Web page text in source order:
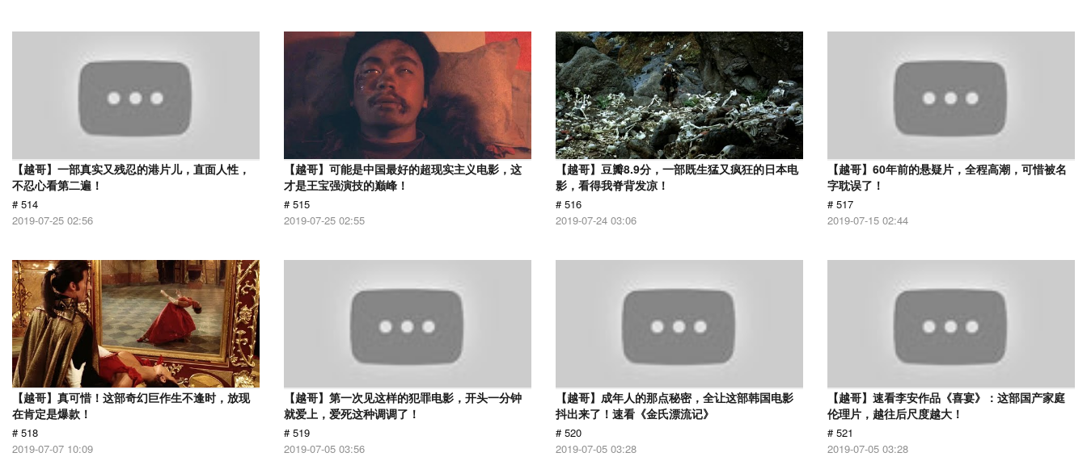
【越哥】一部真实又残忍的港片儿，直面人性，
不忍心看第二遍！
# 514
2019-07-25 02:56
【越哥】可能是中国最好的超现实主义电影，这
才是王宝强演技的巅峰！
# 515
2019-07-25 02:55
【越哥】豆瓣8.9分，一部既生猛又疯狂的日本电
影，看得我脊背发凉！
# 516
2019-07-24 03:06
【越哥】60年前的悬疑片，全程高潮，可惜被名
字耽误了！
# 517
2019-07-15 02:44
【越哥】真可惜！这部奇幻巨作生不逢时，放现
在肯定是爆款！
# 518
2019-07-07 10:09
【越哥】第一次见这样的犯罪电影，开头一分钟
就爱上，爱死这种调调了！
# 519
2019-07-05 03:56
【越哥】成年人的那点秘密，全让这部韩国电影
抖出来了！速看《金氏漂流记》
# 520
2019-07-05 03:28
【越哥】速看李安作品《喜宴》：这部国产家庭
伦理片，越往后尺度越大！
# 521
2019-07-05 03:28